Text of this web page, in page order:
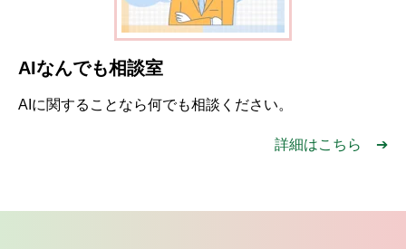
AIなんでも相談室
AIに関することなら何でも相談ください。
詳細はこちら ➔